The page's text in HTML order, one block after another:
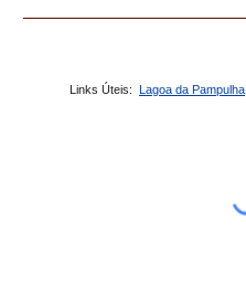
Links Úteis: Lagoa da Pampulha